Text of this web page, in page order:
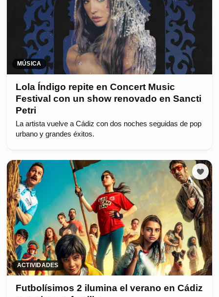
MÚSICA
Lola Índigo repite en Concert Music
Festival con un show renovado en Sancti
Petri
La artista vuelve a Cádiz con dos noches seguidas de pop
urbano y grandes éxitos.
ACTIVIDADES
Futbolísimos 2 ilumina el verano en Cádiz